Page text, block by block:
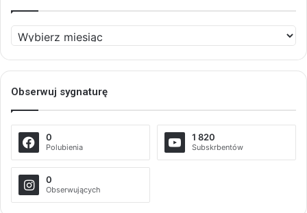
Archiwum
Obserwuj sygnaturę
0
Polubienia
1 820
Subskrbentów
0
Obserwujących